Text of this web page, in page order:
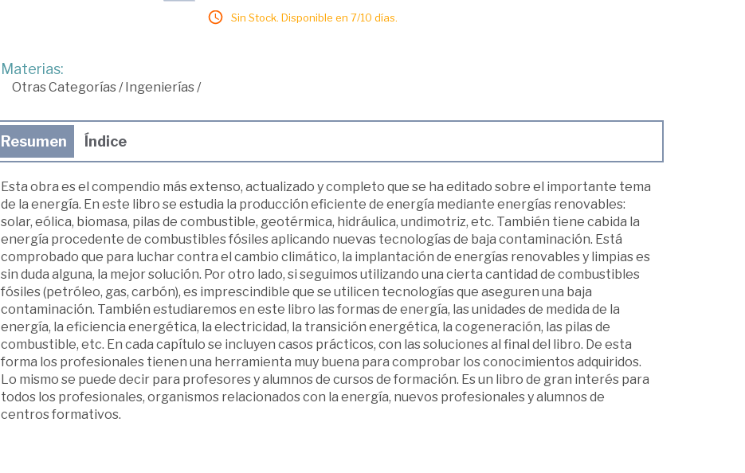
Sin Stock. Disponible en 7/10 días.
Materias:
Otras Categorías/Ingenierías/
Resumen Índice
Esta obra es el compendio más extenso, actualizado y completo que se ha editado sobre el importante tema
de la energía. En este libro se estudia la producción eficiente de energía mediante energías renovables:
solar, eólica, biomasa, pilas de combustible, geotérmica, hidráulica, undimotriz, etc. También tiene cabida la
energía procedente de combustibles fósiles aplicando nuevas tecnologías de baja contaminación. Está
comprobado que para luchar contra el cambio climático, la implantación de energías renovables y limpias es
sin duda alguna, la mejor solución. Por otro lado, si seguimos utilizando una cierta cantidad de combustibles
fósiles (petróleo, gas, carbón), es imprescindible que se utilicen tecnologías que aseguren una baja
contaminación. También estudiaremos en este libro las formas de energía, las unidades de medida de la
energía, la eficiencia energética, la electricidad, la transición energética, la cogeneración, las pilas de
combustible, etc. En cada capítulo se incluyen casos prácticos, con las soluciones al final del libro. De esta
forma los profesionales tienen una herramienta muy buena para comprobar los conocimientos adquiridos.
Lo mismo se puede decir para profesores y alumnos de cursos de formación. Es un libro de gran interés para
todos los profesionales, organismos relacionados con la energía, nuevos profesionales y alumnos de
centros formativos.